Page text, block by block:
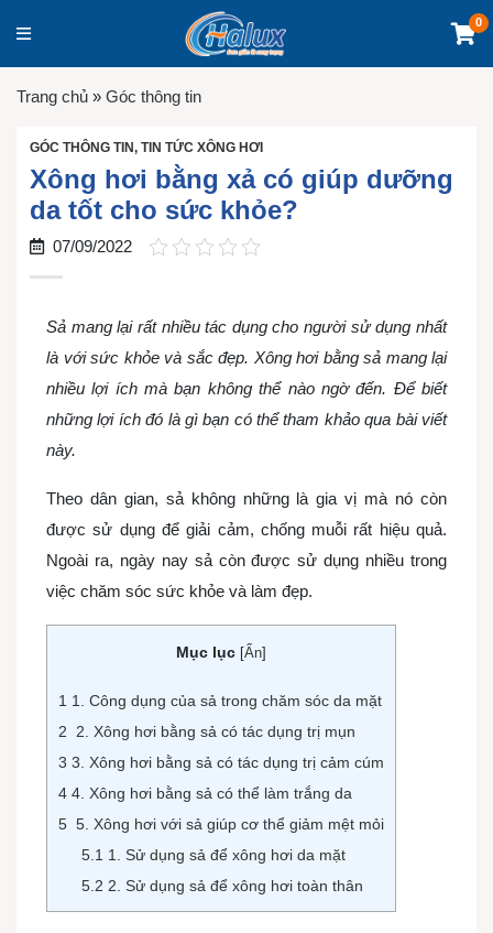
0
Trang chủ » Góc thông tin
GÓC THÔNG TIN, TIN TỨC XÔNG HƠI
Xông hơi bằng xả có giúp dưỡng
da tốt cho sức khỏe?
07/09/2022
Sả mang lại rất nhiều tác dụng cho người sử dụng nhất
là với sức khỏe và sắc đẹp. Xông hơi bằng sả mang lại
nhiều lợi ích mà bạn không thể nào ngờ đến. Để biết
những lợi ích đó là gì bạn có thể tham khảo qua bài viết
này.
Theo dân gian, sả không những là gia vị mà nó còn
được sử dụng để giải cảm, chống muỗi rất hiệu quả.
Ngoài ra, ngày nay sả còn được sử dụng nhiều trong
việc chăm sóc sức khỏe và làm đẹp.
Mục lục [Ẩn]
1 1. Công dụng của sả trong chăm sóc da mặt
2 2. Xông hơi bằng sả có tác dụng trị mụn
3 3. Xông hơi bằng sả có tác dụng trị cảm cúm
4 4. Xông hơi bằng sả có thể làm trắng da
5 5. Xông hơi với sả giúp cơ thể giảm mệt mỏi
5.1 1. Sử dụng sả để xông hơi da mặt
5.2 2. Sử dụng sả để xông hơi toàn thân